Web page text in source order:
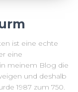
ist eine echte
eine
meinem Blog die
und deshalb
1987 zum 750.